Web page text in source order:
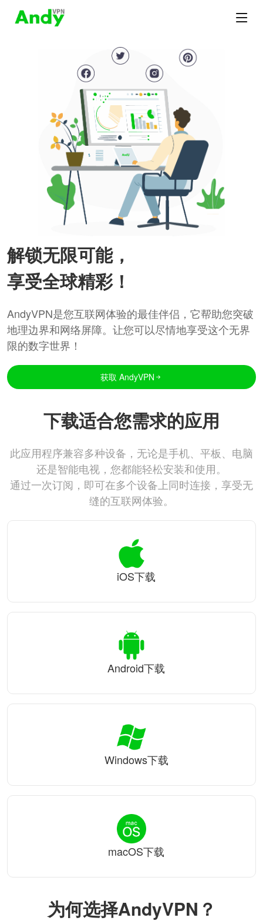
解锁无限可能，
享受全球精彩！
AndyVPN是您互联网体验的最佳伴侣，它帮助您突破
地理边界和网络屏障。让您可以尽情地享受这个无界
限的数字世界！
获取 AndyVPN
为何选择AndyVPN？
下载适合您需求的应用
此应用程序兼容多种设备，无论是手机、平板、电脑
还是智能电视，您都能轻松安装和使用。
通过一次订阅，即可在多个设备上同时连接，享受无
缝的互联网体验。
iOS下载
Android下载
Windows下载
macOS下载